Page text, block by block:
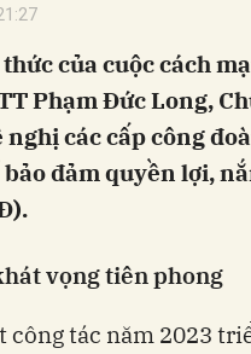
của cuộc cách
Phạm Đức Long,
nghị các cấp công
đảm quyền lợi,
vọng tiên phong
công tác năm 2023